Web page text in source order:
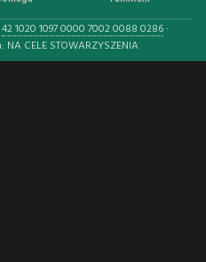
42 1020 1097 0000 7002 0088 0286 ·
CELE STOWARZYSZENIA